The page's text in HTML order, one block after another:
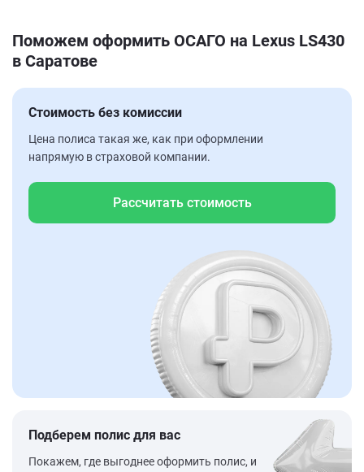
Поможем оформить ОСАГО на Lexus LS430
в Саратове
Стоимость без комиссии
Цена полиса такая же, как при оформлении
напрямую в страховой компании.
Рассчитать стоимость
Подберем полис для вас
Покажем, где выгоднее оформить полис, и